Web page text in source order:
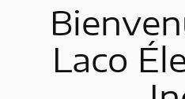
Laco